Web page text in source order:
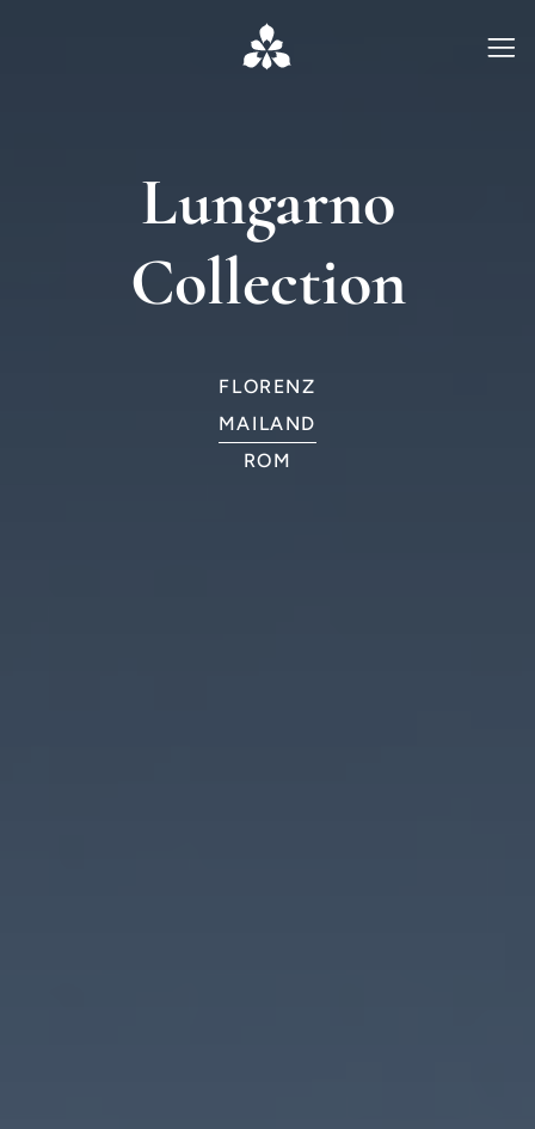
Lungarno
Collection
FLORENZ
MAILAND
ROM